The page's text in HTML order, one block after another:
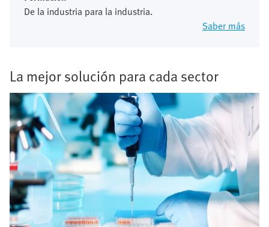
De la industria para la industria.
Saber más
La mejor solución para cada sector